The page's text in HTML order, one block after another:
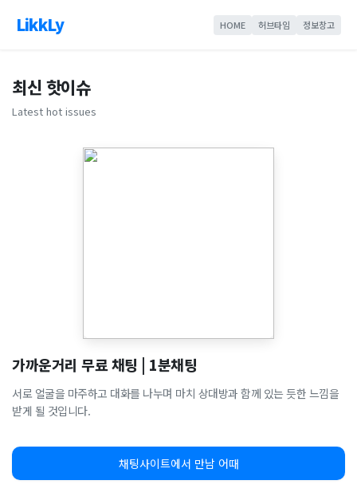
LikkLy HOME 허브타임 정보창고
최신 핫이슈
Latest hot issues
가까운거리 무료 채팅 | 1분채팅
서로 얼굴을 마주하고 대화를 나누며 마치 상대방과 함께 있는 듯한 느낌을
받게 될 것입니다.
채팅사이트에서 만남 어때